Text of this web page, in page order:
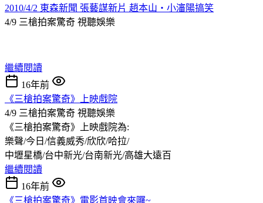
2010/4/2 東森新聞 張藝謀新片 趙本山‧小瀋陽搞笑
4/9 三槍拍案驚奇 視聽娛樂
繼續閱讀
16年前
《三槍拍案驚奇》上映戲院
4/9 三槍拍案驚奇 視聽娛樂
《三槍拍案驚奇》上映戲院為:
樂聲/今日/信義威秀/欣欣/哈拉/
中壢星橋/台中新光/台南新光/高雄大遠百
繼續閱讀
16年前
《三槍拍案驚奇》電影首映會來囉~